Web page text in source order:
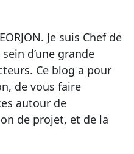
Je suis Chef de
d’une grande
Ce blog a pour
de vous faire
autour de
de projet, et de la